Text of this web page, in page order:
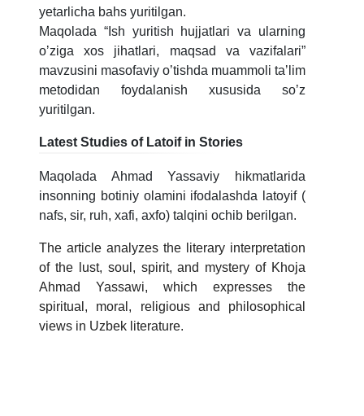
yetarlicha bahs yuritilgan.
Maqolada “Ish yuritish hujjatlari va ularning
oʼziga xos jihatlari, maqsad va vazifalari”
mavzusini masofaviy oʼtishda muammoli taʼlim
metodidan foydalanish xususida soʼz
yuritilgan.
Latest Studies of Latoif in Stories
Maqolada Ahmad Yassaviy hikmatlarida
insonning botiniy olamini ifodalashda latoyif (
nafs, sir, ruh, xafi, axfo) talqini ochib berilgan.
The article analyzes the literary interpretation
of the lust, soul, spirit, and mystery of Khoja
Ahmad Yassawi, which expresses the
spiritual, moral, religious and philosophical
views in Uzbek literature.